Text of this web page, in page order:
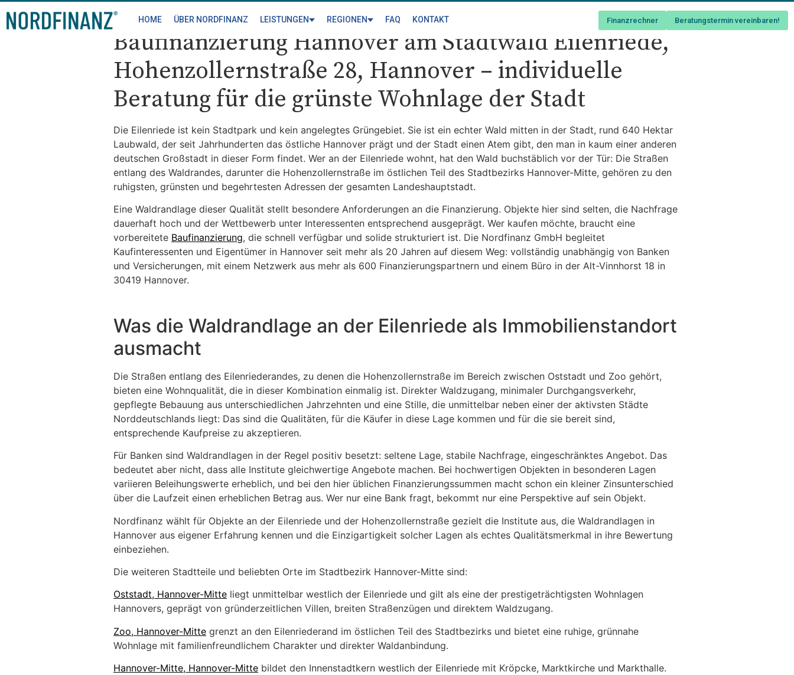
HOME ÜBER NORDFINANZ LEISTUNGEN REGIONEN FAQ KONTAKT Finanzrechner Beratungstermin vereinbaren!
Baufinanzierung Hannover am Stadtwald Eilenriede,
Hohenzollernstraße 28, Hannover – individuelle
Beratung für die grünste Wohnlage der Stadt
Die Eilenriede ist kein Stadtpark und kein angelegtes Grüngebiet. Sie ist ein echter Wald mitten in der Stadt, rund 640 Hektar
Laubwald, der seit Jahrhunderten das östliche Hannover prägt und der Stadt einen Atem gibt, den man in kaum einer anderen
deutschen Großstadt in dieser Form findet. Wer an der Eilenriede wohnt, hat den Wald buchstäblich vor der Tür: Die Straßen
entlang des Waldrandes, darunter die Hohenzollernstraße im östlichen Teil des Stadtbezirks Hannover-Mitte, gehören zu den
ruhigsten, grünsten und begehrtesten Adressen der gesamten Landeshauptstadt.
Eine Waldrandlage dieser Qualität stellt besondere Anforderungen an die Finanzierung. Objekte hier sind selten, die Nachfrage
dauerhaft hoch und der Wettbewerb unter Interessenten entsprechend ausgeprägt. Wer kaufen möchte, braucht eine
vorbereitete Baufinanzierung, die schnell verfügbar und solide strukturiert ist. Die Nordfinanz GmbH begleitet
Kaufinteressenten und Eigentümer in Hannover seit mehr als 20 Jahren auf diesem Weg: vollständig unabhängig von Banken
und Versicherungen, mit einem Netzwerk aus mehr als 600 Finanzierungspartnern und einem Büro in der Alt-Vinnhorst 18 in
30419 Hannover.
Was die Waldrandlage an der Eilenriede als Immobilienstandort
ausmacht
Die Straßen entlang des Eilenriederandes, zu denen die Hohenzollernstraße im Bereich zwischen Oststadt und Zoo gehört,
bieten eine Wohnqualität, die in dieser Kombination einmalig ist. Direkter Waldzugang, minimaler Durchgangsverkehr,
gepflegte Bebauung aus unterschiedlichen Jahrzehnten und eine Stille, die unmittelbar neben einer der aktivsten Städte
Norddeutschlands liegt: Das sind die Qualitäten, für die Käufer in diese Lage kommen und für die sie bereit sind,
entsprechende Kaufpreise zu akzeptieren.
Für Banken sind Waldrandlagen in der Regel positiv besetzt: seltene Lage, stabile Nachfrage, eingeschränktes Angebot. Das
bedeutet aber nicht, dass alle Institute gleichwertige Angebote machen. Bei hochwertigen Objekten in besonderen Lagen
variieren Beleihungswerte erheblich, und bei den hier üblichen Finanzierungssummen macht schon ein kleiner Zinsunterschied
über die Laufzeit einen erheblichen Betrag aus. Wer nur eine Bank fragt, bekommt nur eine Perspektive auf sein Objekt.
Nordfinanz wählt für Objekte an der Eilenriede und der Hohenzollernstraße gezielt die Institute aus, die Waldrandlagen in
Hannover aus eigener Erfahrung kennen und die Einzigartigkeit solcher Lagen als echtes Qualitätsmerkmal in ihre Bewertung
einbeziehen.
Die weiteren Stadtteile und beliebten Orte im Stadtbezirk Hannover-Mitte sind:
Oststadt, Hannover-Mitte liegt unmittelbar westlich der Eilenriede und gilt als eine der prestigeträchtigsten Wohnlagen
Hannovers, geprägt von gründerzeitlichen Villen, breiten Straßenzügen und direktem Waldzugang.
Zoo, Hannover-Mitte grenzt an den Eilenriederand im östlichen Teil des Stadtbezirks und bietet eine ruhige, grünnahe
Wohnlage mit familienfreundlichem Charakter und direkter Waldanbindung.
Hannover-Mitte, Hannover-Mitte bildet den Innenstadtkern westlich der Eilenriede mit Kröpcke, Marktkirche und Markthalle.